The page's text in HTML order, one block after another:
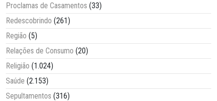
Proclamas de Casamentos (33)
Redescobrindo (261)
Região (5)
Relações de Consumo (20)
Religião (1.024)
Saúde (2.153)
Sepultamentos (316)